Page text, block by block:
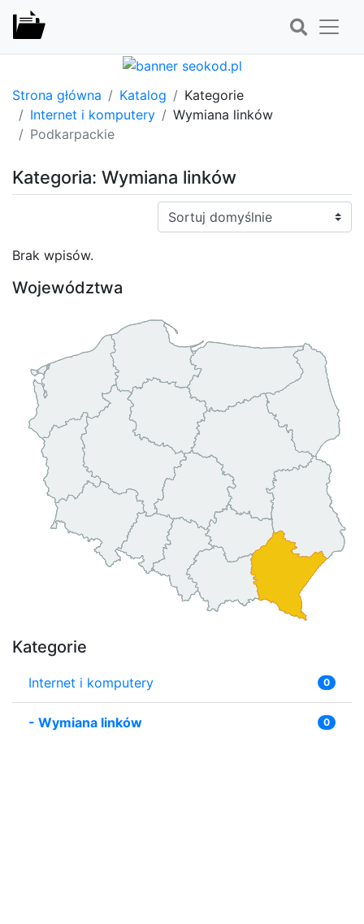
Strona główna Katalog
Kategorie
Internet i komputery
Wymiana linków
Podkarpackie
Kategoria: Wymiana linków
Sortuj:
Brak wpisów.
Województwa
Kategorie
Internet i komputery 0
- Wymiana linków 0